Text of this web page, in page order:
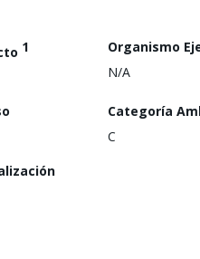
1
Organismo
N/A
Categoría
C